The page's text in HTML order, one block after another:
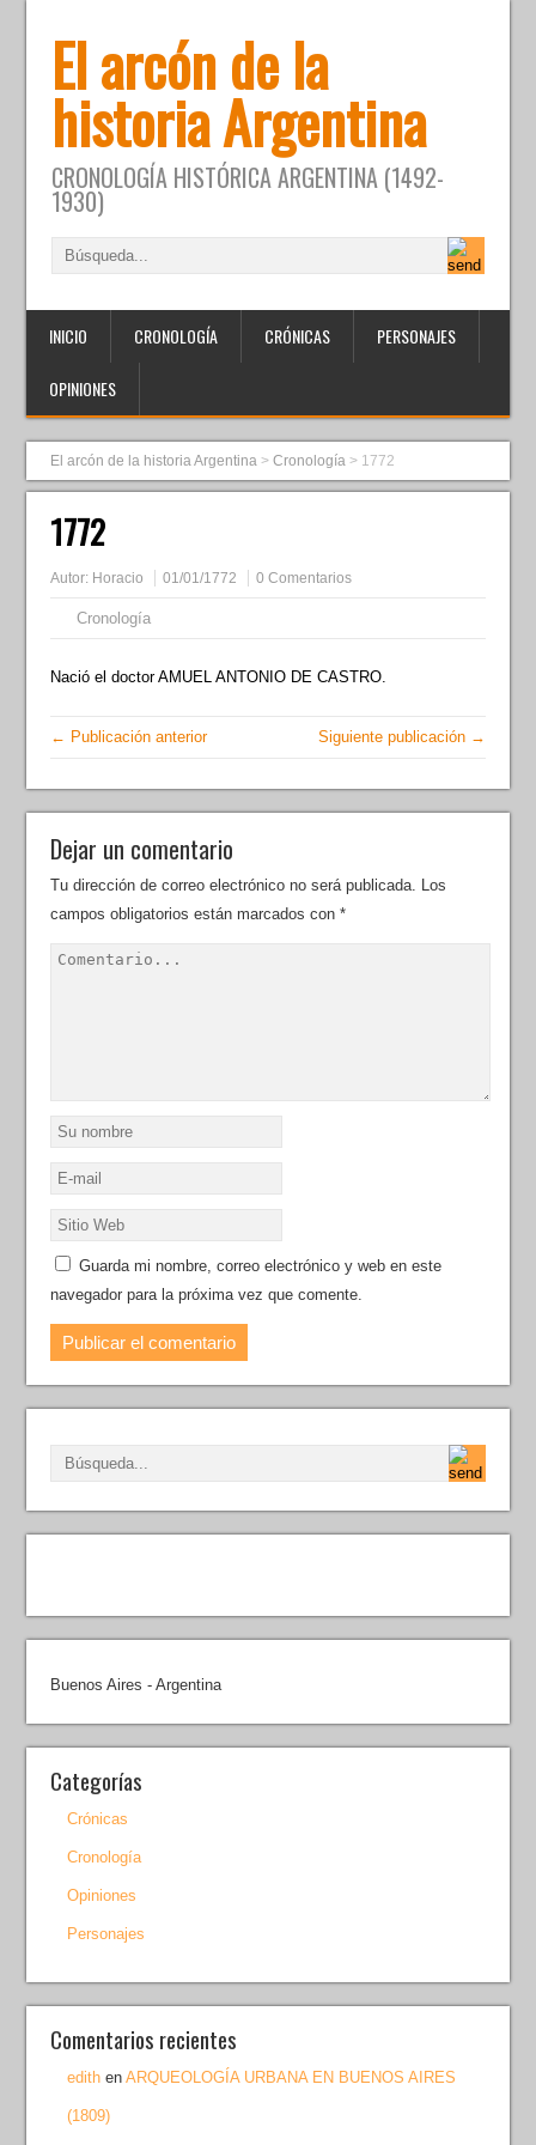
El arcón de la
historia Argentina
CRONOLOGÍA HISTÓRICA ARGENTINA (1492-
1930)
INICIO CRONOLOGÍA CRÓNICAS PERSONAJES
OPINIONES
El arcón de la historia Argentina >Cronología > 1772
1772
Autor: Horacio 01/01/1772 0 Comentarios
Cronología
Nació el doctor AMUEL ANTONIO DE CASTRO.
← Publicación anterior Siguiente publicación →
Dejar un comentario
Tu dirección de correo electrónico no será publicada. Los
campos obligatorios están marcados con*
Guarda mi nombre, correo electrónico y web en este
navegador para la próxima vez que comente.
Buenos Aires - Argentina
Categorías
Crónicas
Cronología
Opiniones
Personajes
Comentarios recientes
edith enARQUEOLOGÍA URBANA EN BUENOS AIRES
(1809)